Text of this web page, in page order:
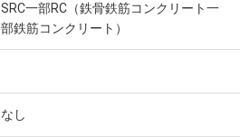
SRC一部RC（鉄骨鉄筋コンクリート一
部鉄筋コンクリート）
なし